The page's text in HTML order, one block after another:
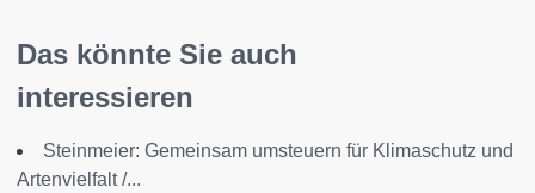
Das könnte Sie auch
interessieren
Steinmeier: Gemeinsam umsteuern für Klimaschutz und
Artenvielfalt /...